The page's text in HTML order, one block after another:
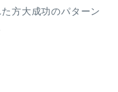
方大成功のパターン